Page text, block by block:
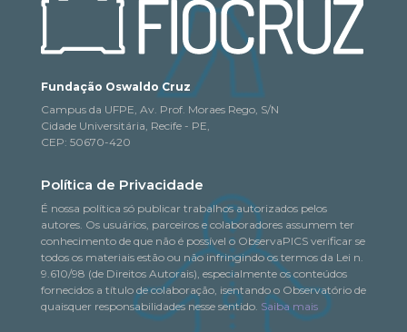
Fundação Oswaldo Cruz
Campus da UFPE, Av. Prof. Moraes Rego, S/N
Cidade Universitária, Recife - PE,
CEP: 50670-420
Política de Privacidade
É nossa política só publicar trabalhos autorizados pelos
autores. Os usuários, parceiros e colaboradores assumem ter
conhecimento de que não é possível o ObservaPICS verificar se
todos os materiais estão ou não infringindo os termos da Lei n.
9.610/98 (de Direitos Autorais), especialmente os conteúdos
fornecidos a título de colaboração, isentando o Observatório de
quaisquer responsabilidades nesse sentido. Saiba mais